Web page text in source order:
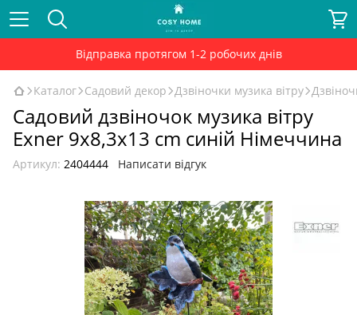
Відправка протягом 1-2 робочих днів
Каталог Садовий декор Дзвіночки музика вітру
Садовий дзвіночок музика вітру
Exner 9x8,3x13 cm синій Німеччина
Артикул: 2404444 Написати відгук